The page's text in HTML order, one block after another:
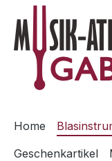
Hauptinhalt
Zur Suche springen
Zur
Home
Geschenkartikel